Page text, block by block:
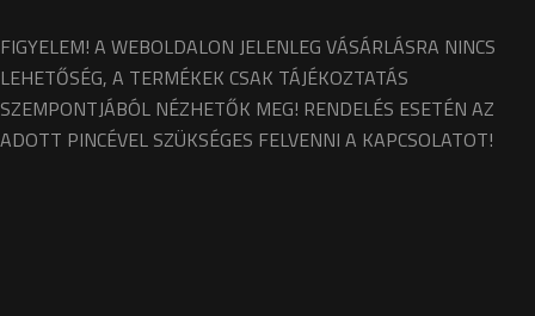
FIGYELEM! A WEBOLDALON JELENLEG VÁSÁRLÁSRA NINCS
LEHETŐSÉG, A TERMÉKEK CSAK TÁJÉKOZTATÁS
SZEMPONTJÁBÓL NÉZHETŐK MEG! RENDELÉS ESETÉN AZ
ADOTT PINCÉVEL SZÜKSÉGES FELVENNI A KAPCSOLATOT!